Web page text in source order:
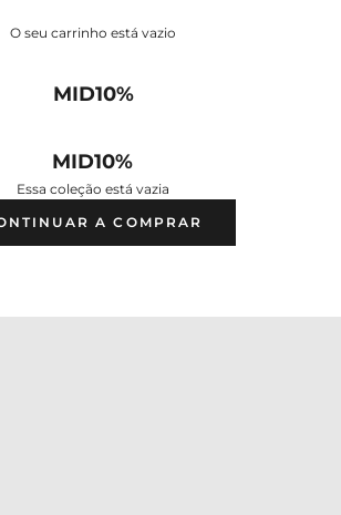
O seu carrinho está vazio
MID10%
MID10%
Essa coleção está vazia
A COMPRAR